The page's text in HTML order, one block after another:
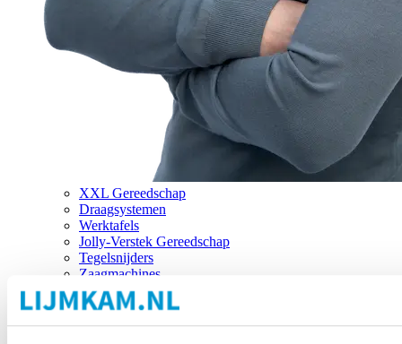
XXL Gereedschap
Draagsystemen
Werktafels
Jolly-Verstek Gereedschap
Tegelsnijders
Zaagmachines
Merken